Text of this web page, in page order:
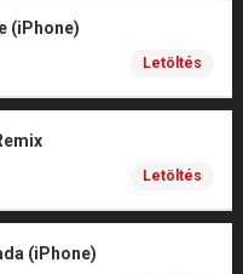
(iPhone)
Letöltés
Letöltés
(iPhone)